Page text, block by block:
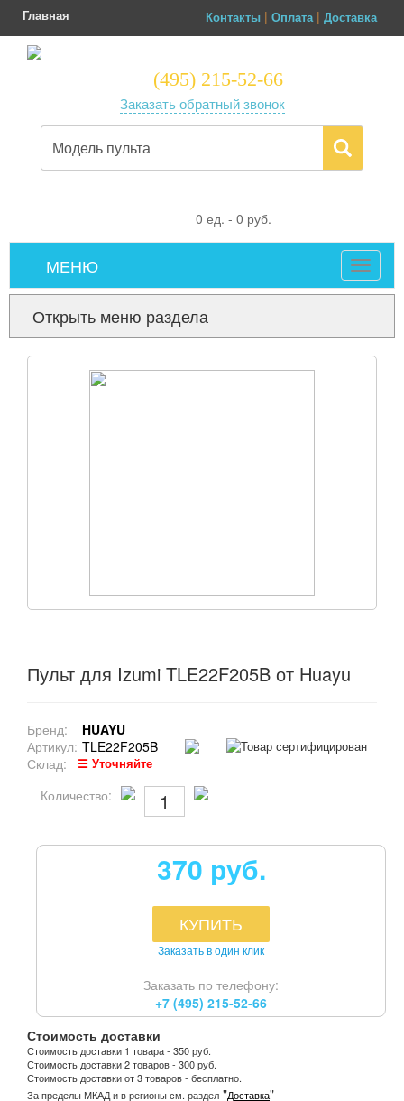
Главная Контакты | Оплата | Доставка
(495) 215-52-66
Заказать обратный звонок
0 ед. - 0 руб.
Toggle
МЕНЮ
Открыть меню раздела
Пульт для Izumi TLE22F205B от Huayu
Бренд:
HUAYU
Артикул: TLE22F205B
Склад:
☰ Уточняйте
Количество:
370 руб.
КУПИТЬ
Заказать в один клик
Заказать по телефону:
+7 (495) 215-52-66
Стоимость доставки
Стоимость доставки 1 товара - 350 руб.
Стоимость доставки 2 товаров - 300 руб.
Стоимость доставки от 3 товаров - бесплатно.
За пределы МКАД и в регионы см. раздел "Доставка"